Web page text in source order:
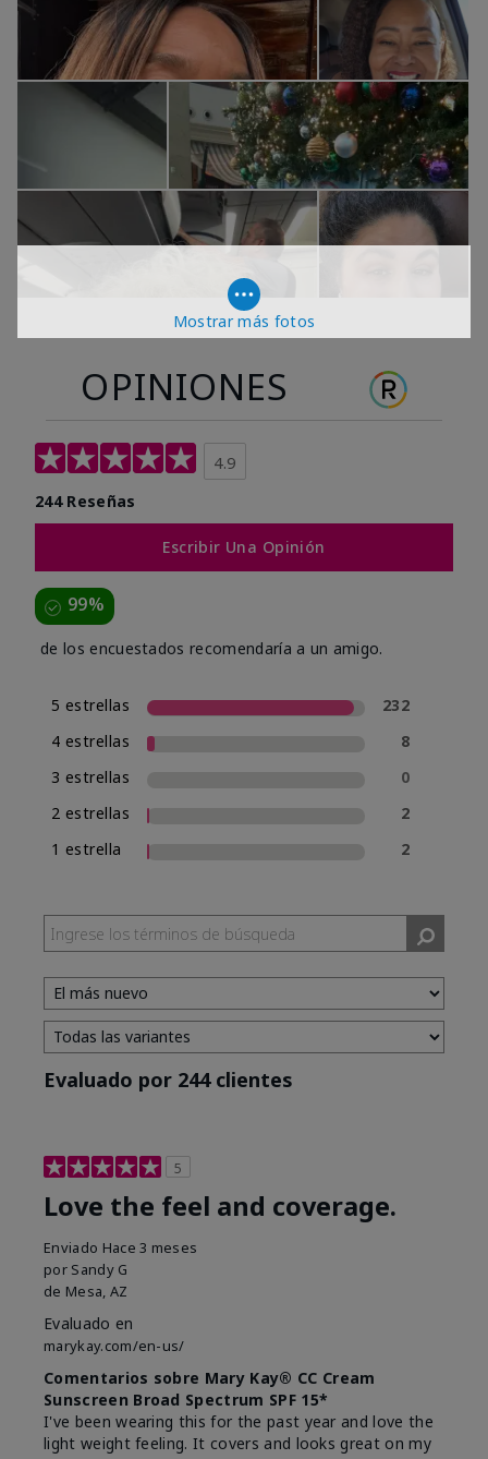
Mostrar más fotos
OPINIONES
4.9
244 Reseñas
Escribir Una Opinión
99%
de los encuestados recomendaría a un amigo.
5 estrellas
232
4 estrellas
8
3 estrellas
0
2 estrellas
2
1 estrella
2
Evaluado por 244 clientes
5
Love the feel and coverage.
Enviado Hace 3 meses
por Sandy G
de Mesa, AZ
Evaluado en
marykay.com/en-us/
Comentarios sobre Mary Kay® CC Cream
Sunscreen Broad Spectrum SPF 15*
I've been wearing this for the past year and love the
light weight feeling. It covers and looks great on my